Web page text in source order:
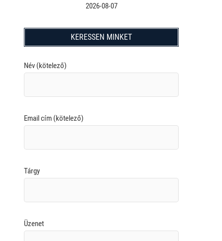
2026-08-07
KERESSEN MINKET
Név (kötelező)
Email cím (kötelező)
Tárgy
Üzenet